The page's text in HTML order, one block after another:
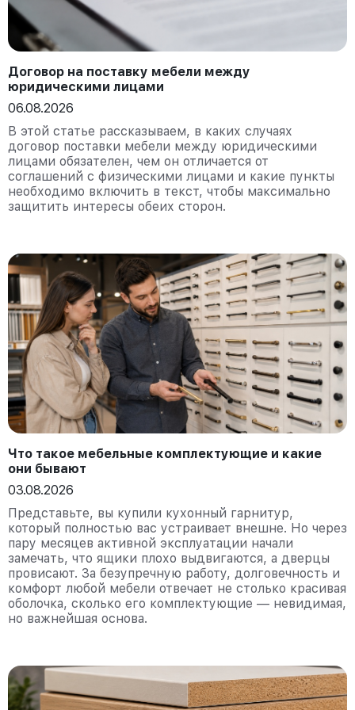
Договор на поставку мебели между
юридическими лицами
06.08.2026
В этой статье рассказываем, в каких случаях
договор поставки мебели между юридическими
лицами обязателен, чем он отличается от
соглашений с физическими лицами и какие пункты
необходимо включить в текст, чтобы максимально
защитить интересы обеих сторон.
Что такое мебельные комплектующие и какие
они бывают
03.08.2026
Представьте, вы купили кухонный гарнитур,
который полностью вас устраивает внешне. Но через
пару месяцев активной эксплуатации начали
замечать, что ящики плохо выдвигаются, а дверцы
провисают. За безупречную работу, долговечность и
комфорт любой мебели отвечает не столько красивая
оболочка, сколько его комплектующие — невидимая,
но важнейшая основа.